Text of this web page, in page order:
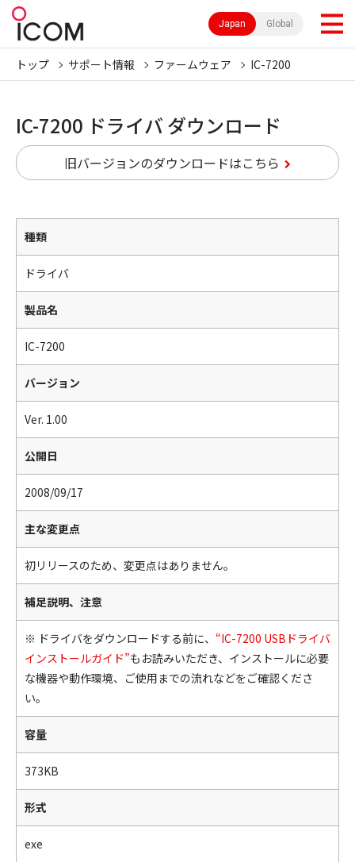
Japan Global
トップ サポート情報 ファームウェア IC-7200
IC-7200 ドライバ ダウンロード
旧バージョンのダウンロードはこちら
種類
ドライバ
製品名
IC-7200
バージョン
Ver. 1.00
公開日
2008/09/17
主な変更点
初リリースのため、変更点はありません。
補足説明、注意
※ ドライバをダウンロードする前に、 “IC-7200 USBドライバ
インストールガイド”もお読みいただき、インストールに必要
な機器や動作環境、ご使用までの流れなどをご確認くださ
い。
容量
373KB
形式
exe